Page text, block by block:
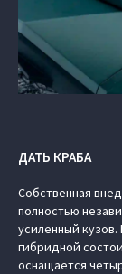
ДАТЬ КРАБА
Собственная
полностью
усиленный
гибридной
оснащается